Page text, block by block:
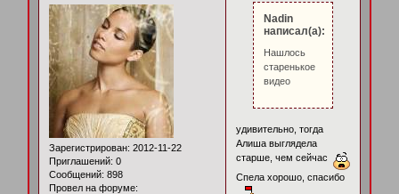
Зарегистрирован: 2012-11-22
Приглашений: 0
Сообщений: 898
Провел на форуме:
Nadin
написал(а):
Нашлось
старенькое
видео
удивительно, тогда
Алиша выглядела
старше, чем сейчас
Спела хорошо, спасибо